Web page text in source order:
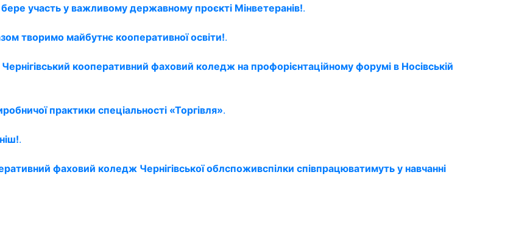
участь у важливому державному проєкті Мінветеранів!.
творимо майбутнє кооперативної освіти!.
кооперативний фаховий коледж на профорієнтаційному форумі в Носівській
практики спеціальності «Торгівля».
.
фаховий коледж Чернігівської облспоживспілки співпрацюватимуть у навчанні